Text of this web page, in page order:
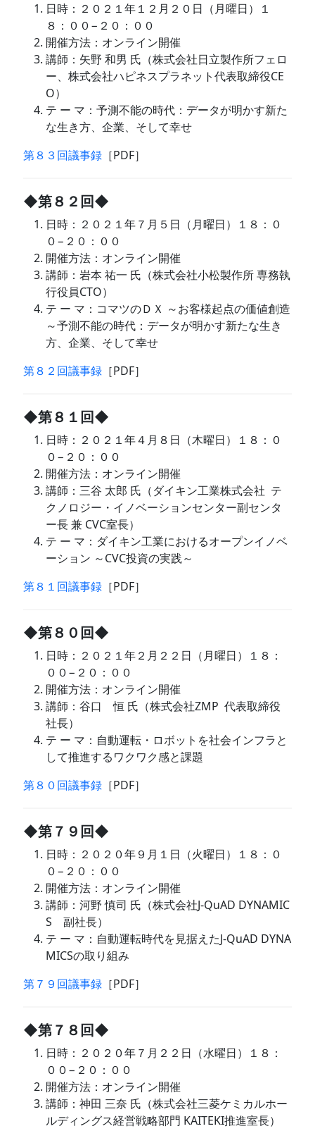
日時：２０２１年１２月２０日（月曜日）１
８：００−２０：００
開催方法：オンライン開催
講師：矢野 和男 氏（株式会社日立製作所フェロ
ー、株式会社ハピネスプラネット代表取締役CE
O）
テ ー マ：予測不能の時代：データが明かす新た
な生き方、企業、そして幸せ
第８３回議事録 ［PDF］
◆第８２回◆
日時：２０２１年７月５日（月曜日）１８：０
０−２０：００
開催方法：オンライン開催
講師：岩本 祐一 氏（株式会社小松製作所 専務執
行役員CTO）
テ ー マ：コマツのＤＸ ～お客様起点の価値創造
～予測不能の時代：データが明かす新たな生き
方、企業、そして幸せ
第８２回議事録 ［PDF］
◆第８１回◆
日時：２０２１年４月８日（木曜日）１８：０
０−２０：００
開催方法：オンライン開催
講師：三谷 太郎 氏（ダイキン工業株式会社 テ
クノロジー・イノベーションセンター副センタ
ー長 兼 CVC室長）
テ ー マ：ダイキン工業におけるオープンイノベ
ーション ～CVC投資の実践～
第８１回議事録 ［PDF］
◆第８０回◆
日時：２０２１年２月２２日（月曜日）１８：
００−２０：００
開催方法：オンライン開催
講師：谷口 恒 氏（株式会社ZMP 代表取締役
社長）
テ ー マ：自動運転・ロボットを社会インフラと
して推進するワクワク感と課題
第８０回議事録 ［PDF］
◆第７９回◆
日時：２０２０年９月１日（火曜日）１８：０
０−２０：００
開催方法：オンライン開催
講師：河野 慎司 氏（株式会社J-QuAD DYNAMIC
S 副社長）
テ ー マ：自動運転時代を見据えたJ-QuAD DYNA
MICSの取り組み
第７９回議事録 ［PDF］
◆第７８回◆
日時：２０２０年７月２２日（水曜日）１８：
００−２０：００
開催方法：オンライン開催
講師：神田 三奈 氏（株式会社三菱ケミカルホー
ルディングス経営戦略部門 KAITEKI推進室長）